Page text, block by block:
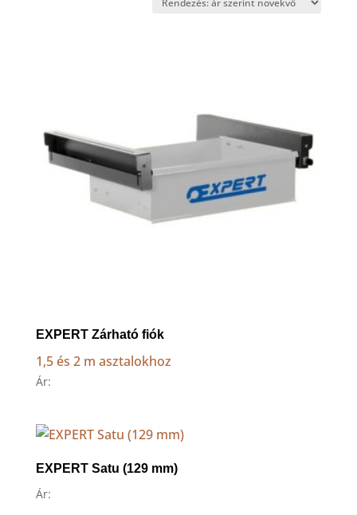
price:
EXPERT Zárható fiók
1,5 és 2 m asztalokhoz
Ár:
EXPERT Satu (129 mm)
Ár: